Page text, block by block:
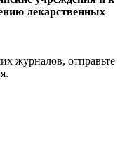
лекарственных
журналов, отправьте